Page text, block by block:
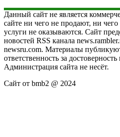
Данный сайт не является
сайте ни чего не продают, ни
услуги не оказываются. Сайт
новостей RSS канала
newsru.com. Материалы
ответственность за
Администрация сайта не несёт.
Сайт от bmb2 @ 2024